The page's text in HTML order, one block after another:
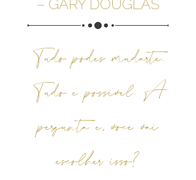
– GARY DOUGLAS
Tudo podes mudarte.
Tudo é possível. A
pergunta é, você vai
escolher isso?